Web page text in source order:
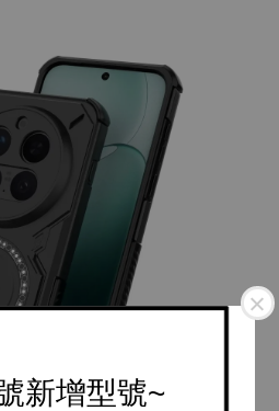
新增型號~